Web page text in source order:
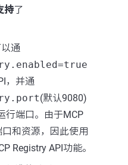
持了
通
，并通
(默认9080)
行端口。由于MCP
和资源，因此使用
Registry API功能。